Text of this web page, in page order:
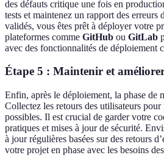
des défauts critique une fois en
tests et maintenez un rapport des erreurs
validés, vous êtes prêt à déployer votre
plateformes comme GitHub ou GitLab
avec des fonctionnalités de déploiement
Étape 5 : Maintenir et
Enfin, après le déploiement, la phase de
Collectez les retours des utilisateurs
possibles. Il est crucial de garder votre
pratiques et mises à jour de sécurité.
à jour régulières basées sur des retours
votre projet en phase avec les besoins